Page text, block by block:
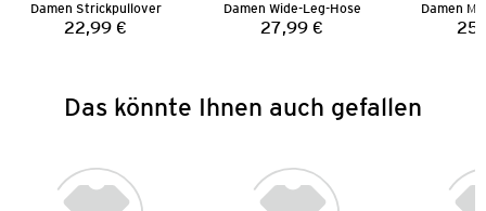
Damen Strickpullover
Preis:
22,99 €
Damen Wide-Leg-Hose
Preis:
27,99 €
Damen
Das könnte Ihnen auch gefallen